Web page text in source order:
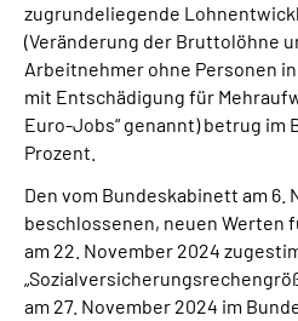
zugrundeliegende
(Veränderung der Bruttolöhne
Arbeitnehmer ohne Personen
mit Entschädigung für
Euro-Jobs“ genannt) betrug im
Prozent.
Den vom Bundeskabinett am 6.
beschlossenen, neuen Werten
am 22. November 2024
am 27. November 2024 im